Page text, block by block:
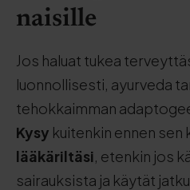
naisille
Jos haluat tukea
luonnollisesti, ayurveda
tehokkaimman
Kysy kuitenkin ennen sen
lääkäriltäsi, etenkin jos
sairauksista ja käytät